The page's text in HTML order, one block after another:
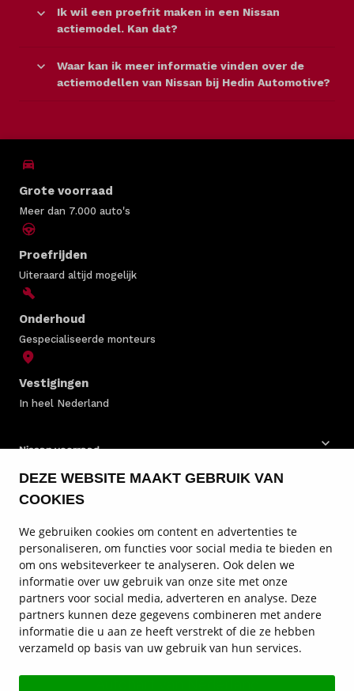
DEZE WEBSITE MAAKT GEBRUIK VAN
COOKIES
We gebruiken cookies om content en advertenties te
personaliseren, om functies voor social media te bieden en
om ons websiteverkeer te analyseren. Ook delen we
informatie over uw gebruik van onze site met onze
partners voor social media, adverteren en analyse. Deze
partners kunnen deze gegevens combineren met andere
informatie die u aan ze heeft verstrekt of die ze hebben
verzameld op basis van uw gebruik van hun services.
Ik wil een proefrit maken in een Nissan
actiemodel. Kan dat?
Waar kan ik meer informatie vinden over de
actiemodellen van Nissan bij Hedin Automotive?
Grote voorraad
Meer dan 7.000 auto's
Proefrijden
Uiteraard altijd mogelijk
Onderhoud
Gespecialiseerde monteurs
Vestigingen
In heel Nederland
Nissan voorraad
Nissan bedrijfswagens
Nissan onderhoud
Nissan diensten
Service en contact
Nissan vestigingen